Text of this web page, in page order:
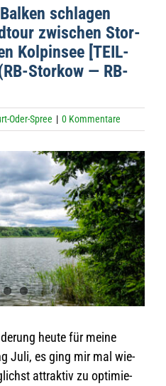
schla­gen
zwi­schen Stor­
Kol­pin­see [TEIL-
Stor­kow — RB-
Oder-Spree | 0 Kommentare
heute für meine
Juli, es ging mir mal wie­
attrak­tiv zu opti­mie­